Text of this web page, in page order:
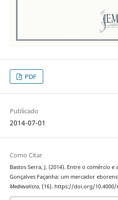
PDF
Publicado
2014-07-01
Como Citar
Bastos Serra, J. (2014). Entre o comércio
Gonçalves Façanha: um mercador
Medievalista, (16). https://doi.org/10.4000/